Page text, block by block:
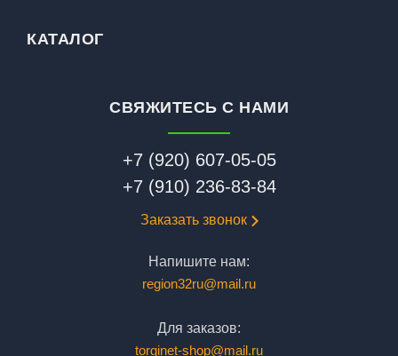
КАТАЛОГ
СВЯЖИТЕСЬ С НАМИ
+7 (920) 607-05-05
+7 (910) 236-83-84
Заказать звонок
Напишите нам:
region32ru@mail.ru
Для заказов:
torginet-shop@mail.ru